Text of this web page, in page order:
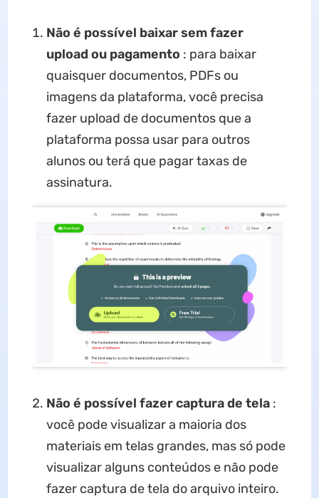
Não é possível baixar sem fazer
upload ou pagamento : para baixar
quaisquer documentos, PDFs ou
imagens da plataforma, você precisa
fazer upload de documentos que a
plataforma possa usar para outros
alunos ou terá que pagar taxas de
assinatura.
Não é possível fazer captura de tela:
você pode visualizar a maioria dos
materiais em telas grandes, mas só pode
visualizar alguns conteúdos e não pode
fazer captura de tela do arquivo inteiro.